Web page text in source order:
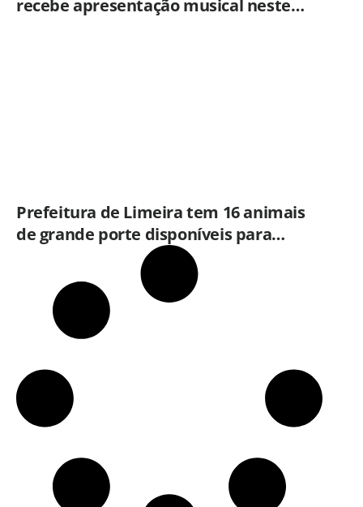
recebe apresentação musical neste
Prefeitura de Limeira tem 16 animais
de grande porte disponíveis para
adoção no Horto